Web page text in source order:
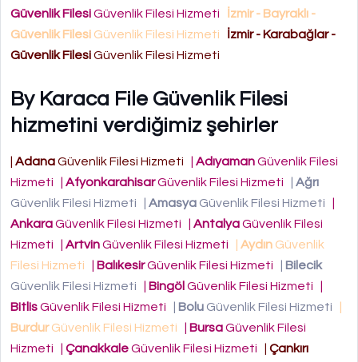
Güvenlik FilesiGüvenlik Filesi Hizmeti
İzmir - Bayraklı -
Güvenlik Filesi Güvenlik Filesi Hizmeti
İzmir - Karabağlar -
Güvenlik FilesiGüvenlik Filesi Hizmeti
By Karaca File Güvenlik Filesi
hizmetini verdiğimiz şehirler
AdanaGüvenlik Filesi Hizmeti AdıyamanGüvenlik Filesi
Hizmeti
AfyonkarahisarGüvenlik Filesi Hizmeti
Ağrı
Güvenlik Filesi Hizmeti
Amasya Güvenlik Filesi Hizmeti
AnkaraGüvenlik Filesi Hizmeti AntalyaGüvenlik Filesi
Hizmeti
ArtvinGüvenlik Filesi Hizmeti Aydın Güvenlik
Filesi Hizmeti
BalıkesirGüvenlik Filesi Hizmeti
Bilecik
Güvenlik Filesi Hizmeti
Bingöl Güvenlik Filesi Hizmeti
BitlisGüvenlik Filesi Hizmeti Bolu Güvenlik Filesi Hizmeti
BurdurGüvenlik Filesi Hizmeti BursaGüvenlik Filesi
Hizmeti
ÇanakkaleGüvenlik Filesi Hizmeti
Çankırı